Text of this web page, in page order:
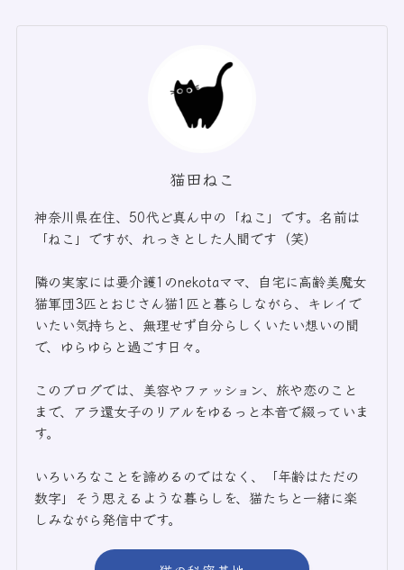
猫田ねこ
神奈川県在住、50代ど真ん中の「ねこ」です。名前は
「ねこ」ですが、れっきとした人間です（笑）
隣の実家には要介護1のnekotaママ、自宅に高齢美魔女
猫軍団3匹とおじさん猫1匹と暮らしながら、キレイで
いたい気持ちと、無理せず自分らしくいたい想いの間
で、ゆらゆらと過ごす日々。
このブログでは、美容やファッション、旅や恋のこと
まで、アラ還女子のリアルをゆるっと本音で綴っていま
す。
いろいろなことを諦めるのではなく、「年齢はただの
数字」そう思えるような暮らしを、猫たちと一緒に楽
しみながら発信中です。